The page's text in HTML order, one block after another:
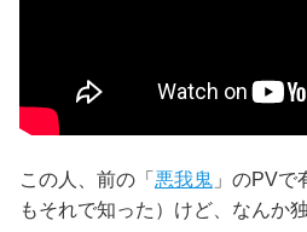
この人、前の「 悪我鬼 」のPVで
もそれで知った）けど、なんか